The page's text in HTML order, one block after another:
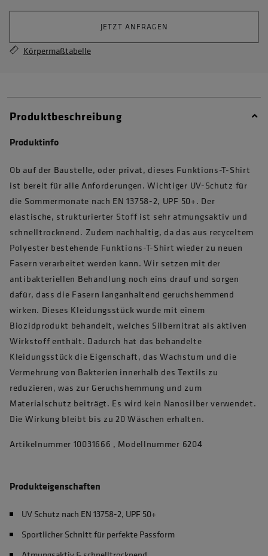
JETZT ANFRAGEN
Körpermaßtabelle
Produktbeschreibung
Produktinfo
Ob auf der Baustelle, oder privat, dieses Funktions-T-Shirt
ist bereit für alle Anforderungen. Wichtiger UV-Schutz für
die Sommermonate nach EN 13758-2, UPF 50+. Der
elastische, strukturierter Stoff ist sehr atmungsaktiv und
schnelltrocknend. Zudem nachhaltig, da das aus recyceltem
Polyester bestehende Funktions-T-Shirt wieder zu neuen
Fasern verarbeitet werden kann. Wir setzen mit der
antibakteriellen Behandlung noch eins drauf und sorgen
dafür, dass die Fasern langanhaltend geruchshemmend
wirken. Dieses Kleidungsstück wurde mit einem
Biozidprodukt behandelt, welches Silbernitrat als aktiven
Wirkstoff enthält. Dadurch hat das behandelte
Kleidungsstück die Eigenschaft, das Wachstum und die
Vermehrung von Bakterien innerhalb des Textils zu
reduzieren, was zur Geruchshemmung und zum
Materialschutz beiträgt. Es wird kein Nanosilber verwendet.
Die Wirkung bleibt bis zu 20 Wäschen erhalten.
Artikelnummer 10031666 , Modellnummer 6204
Produkteigenschaften
UV Schutz nach EN 13758-2, UPF 50+
Sportlicher Schnitt für perfekte Passform